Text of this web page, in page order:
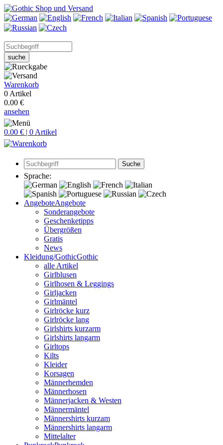
suche
Warenkorb
0 Artikel
0.00 €
ansehen
0.00 € | 0 Artikel
Suche
Sprache:
AngeboteAngebote
Sonderangebote
Geschenketipps
Übergrößen
Gratis
News
Kleidung/GothicGothic
alle Artikel
Girlblusen
Girlhosen & Leggings
Girljacken
Girlmäntel
Girlröcke kurz
Girlröcke lang
Girlshirts kurzarm
Girlshirts langarm
Girltops
Kilts
Kleider
Korsagen
Männerhemden
Männerhosen
Männerjacken & Westen
Männermäntel
Männershirts kurzam
Männershirts langarm
Mittelalter